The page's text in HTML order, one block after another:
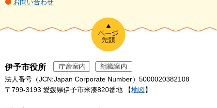
お問い合わせ
伊予市役所
法人番号（JCN:Japan Corporate Number）5000020382108
〒799-3193 愛媛県伊予市米湊820番地 【地図 】